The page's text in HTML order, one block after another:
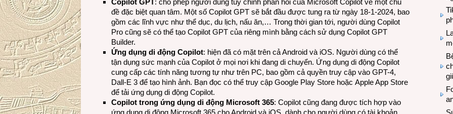
Copilot GPT: cho phép người dùng tùy chỉnh phản hồi của Microsoft Copilot về một chủ
đề đặc biệt quan tâm. Một số Copilot GPT sẽ bắt đầu được tung ra từ ngày 18-1-2024, bao
gồm các lĩnh vực như thể dục, du lịch, nấu ăn,… Trong thời gian tới, người dùng Copilot
Pro cũng sẽ có thể tạo Copilot GPT của riêng mình bằng cách sử dụng Copilot GPT
Builder.
Ứng dụng di động Copilot: hiện đã có mặt trên cả Android và iOS. Người dùng có thể
tận dụng sức mạnh của Copilot ở mọi nơi khi đang di chuyển. Ứng dụng di động Copilot
cung cấp các tính năng tương tự như trên PC, bao gồm cả quyền truy cập vào GPT-4,
Dall-E 3 để tạo hình ảnh. Bạn đọc có thể truy cập Google Play Store hoặc Apple App Store
để tải ứng dụng di động Copilot.
Copilot trong ứng dụng di động Microsoft 365: Copilot cũng đang được tích hợp vào